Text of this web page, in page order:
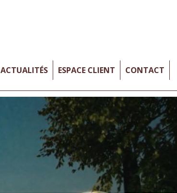
ACTUALITÉS ESPACE CLIENT CONTACT